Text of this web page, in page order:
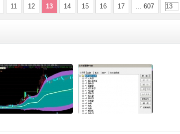
11 12 13 14 15 16 17 ... 607